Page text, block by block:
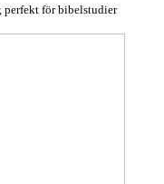
perfekt för bibelstudier